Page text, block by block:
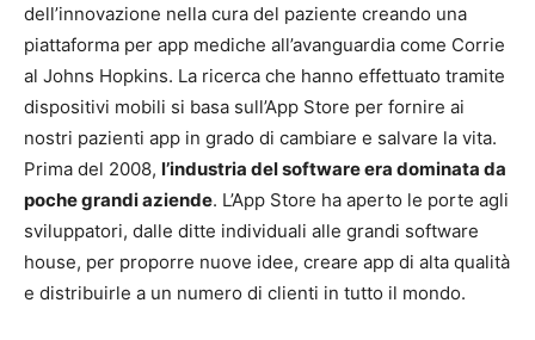
dell’innovazione nella cura del paziente creando una
piattaforma per app mediche all’avanguardia come Corrie
al Johns Hopkins. La ricerca che hanno effettuato tramite
dispositivi mobili si basa sull’App Store per fornire ai
nostri pazienti app in grado di cambiare e salvare la vita.
Prima del 2008, l’industria del software era dominata da
poche grandi aziende. L’App Store ha aperto le porte agli
sviluppatori, dalle ditte individuali alle grandi software
house, per proporre nuove idee, creare app di alta qualità
e distribuirle a un numero di clienti in tutto il mondo.